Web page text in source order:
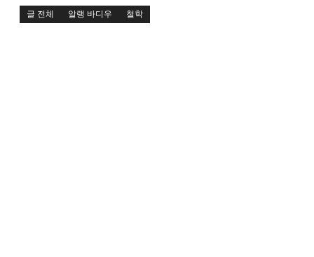
글 전체 알랭 바디우 철학